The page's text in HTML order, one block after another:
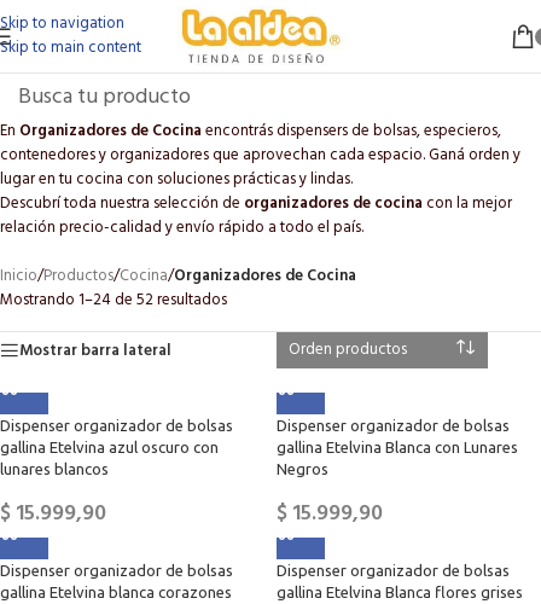
Skip to navigation
Skip to main content
En Organizadores de Cocinaencontrás dispensers de bolsas, especieros,
contenedores y organizadores que aprovechan cada espacio. Ganá orden y
lugar en tu cocina con soluciones prácticas y lindas.
Descubrí toda nuestra selección de organizadores de cocina con la mejor
relación precio-calidad y envío rápido a todo el país.
Inicio/Productos/Cocina/Organizadores de Cocina
Mostrando 1–24 de 52 resultados
Mostrar barra lateral
Dispenser organizador de bolsas
gallina Etelvina azul oscuro con
lunares blancos
$15.999,90
Dispenser organizador de bolsas
gallina Etelvina Blanca con Lunares
Negros
$15.999,90
Dispenser organizador de bolsas
gallina Etelvina blanca corazones
Dispenser organizador de bolsas
gallina Etelvina Blanca flores grises